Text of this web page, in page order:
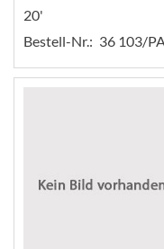
20'
Bestell-Nr.: 36 103/